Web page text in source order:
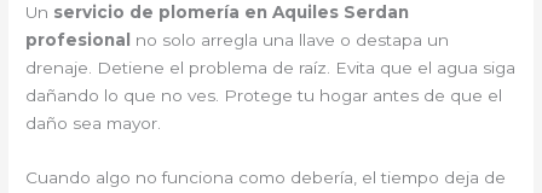
Un servicio de plomería en Aquiles Serdan
profesional
no solo arregla una llave o destapa un
drenaje. Detiene el problema de raíz. Evita que el agua siga
dañando lo que no ves. Protege tu hogar antes de que el
daño sea mayor.
Cuando algo no funciona como debería, el tiempo deja de